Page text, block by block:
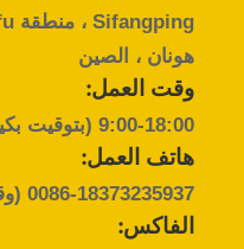
PRIVACY
POLICY
هونان ، الصين
وقت العمل:
9:00-18:00 (بتوقيت بكين)
هاتف العمل:
0086-18373235937
الفاكس: